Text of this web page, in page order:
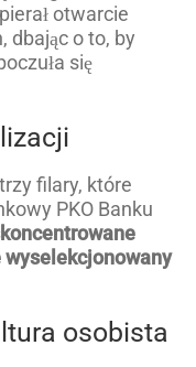
otwarcie
dbając o to, by
się
filary, które
PKO Banku
osobista